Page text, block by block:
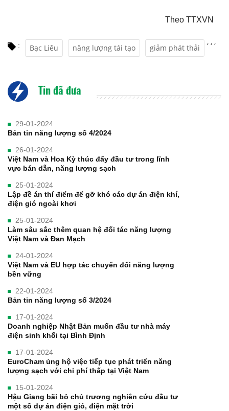
Theo TTXVN
: Bạc Liêu
,
năng lượng tái tạo
,
giảm phát thải
,
Tin đã đưa
29-01-2024
Bản tin năng lượng số 4/2024
26-01-2024
Việt Nam và Hoa Kỳ thúc đẩy đầu tư trong lĩnh
vực bán dẫn, năng lượng sạch
25-01-2024
Lập đề án thí điểm để gỡ khó các dự án điện khí,
điện gió ngoài khơi
25-01-2024
Làm sâu sắc thêm quan hệ đối tác năng lượng
Việt Nam và Đan Mạch
24-01-2024
Việt Nam và EU hợp tác chuyển đổi năng lượng
bền vững
22-01-2024
Bản tin năng lượng số 3/2024
17-01-2024
Doanh nghiệp Nhật Bản muốn đầu tư nhà máy
điện sinh khối tại Bình Định
17-01-2024
EuroCham ủng hộ việc tiếp tục phát triển năng
lượng sạch với chi phí thấp tại Việt Nam
15-01-2024
Hậu Giang bãi bỏ chủ trương nghiên cứu đầu tư
một số dự án điện gió, điện mặt trời